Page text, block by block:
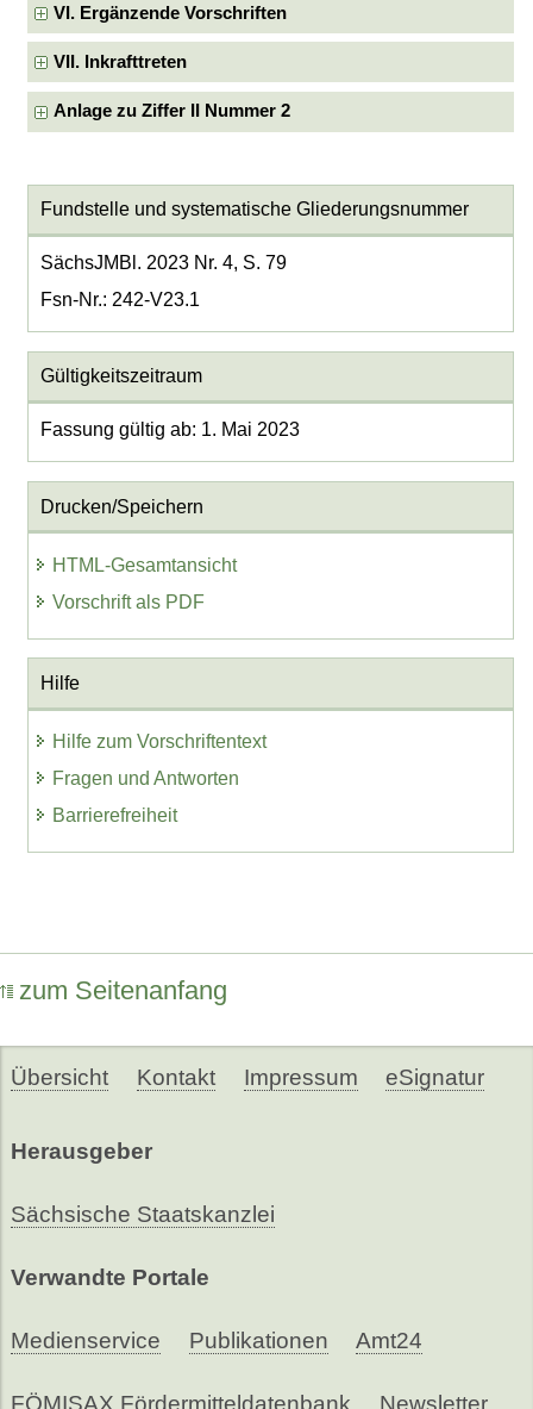
VI. Ergänzende Vorschriften
VII. Inkrafttreten
Anlage zu Ziffer II Nummer 2
Fundstelle und systematische Gliederungsnummer
SächsJMBl. 2023 Nr. 4, S. 79
Fsn-Nr.: 242-V23.1
Gültigkeitszeitraum
Fassung gültig ab: 1. Mai 2023
Drucken/Speichern
HTML-Gesamtansicht
Vorschrift als PDF
Hilfe
Hilfe zum Vorschriftentext
Fragen und Antworten
Barrierefreiheit
zum Seitenanfang
Übersicht Kontakt Impressum eSignatur
Herausgeber
Sächsische Staatskanzlei
Verwandte Portale
Medienservice Publikationen Amt24
FÖMISAX Fördermitteldatenbank Newsletter